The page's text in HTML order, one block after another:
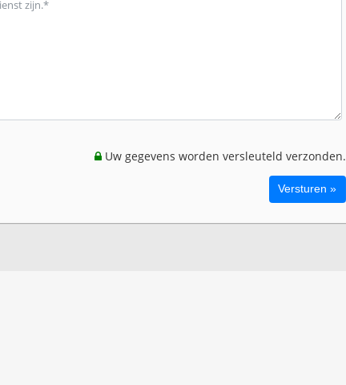
Uw gegevens worden versleuteld verzonden.